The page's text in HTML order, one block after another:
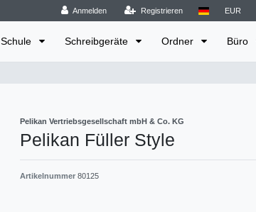
Anmelden Registrieren EUR
Schule Schreibgeräte Ordner Büro
Pelikan Vertriebsgesellschaft mbH & Co. KG
Pelikan Füller Style
Artikelnummer 80125